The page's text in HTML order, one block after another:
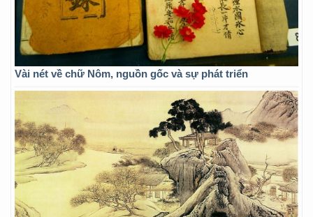
Vài nét về chữ Nôm, nguồn gốc và sự phát triển